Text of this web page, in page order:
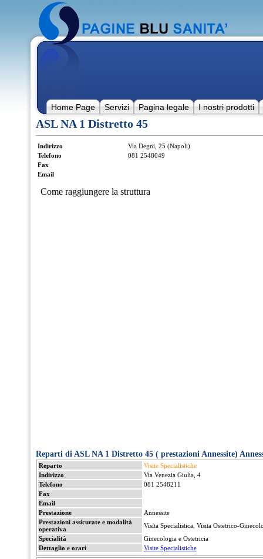
Home Page Servizi Pagina legale I nostri prodotti
ASL NA 1 Distretto 45
Indirizzo
Via Degni, 25 (Napoli)
Telefono
081 2548049
Fax
Email
Reparti di ASL NA 1 Distretto 45 ( prestazioni Annessite)
Reparto
Visite Specialistiche
Indirizzo
Via Venezia Giulia, 4
Telefono
081 2548211
Fax
Email
Prestazione
Annessite
Prestazioni assicurate e modalità
operativa
Visita Specialistica, Visita Ostetrico-
Specialità
Ginecologia e Ostetricia
Dettaglio e orari
Visite Specialistiche